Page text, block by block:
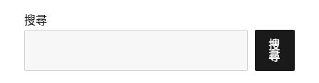
搜尋
搜
尋